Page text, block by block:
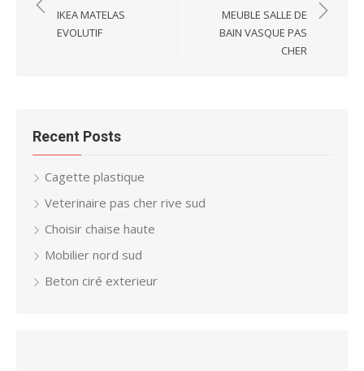
navigation
IKEA MATELAS
EVOLUTIF
MEUBLE SALLE DE
BAIN VASQUE PAS
CHER
Recent Posts
Cagette plastique
Veterinaire pas cher rive sud
Choisir chaise haute
Mobilier nord sud
Beton ciré exterieur